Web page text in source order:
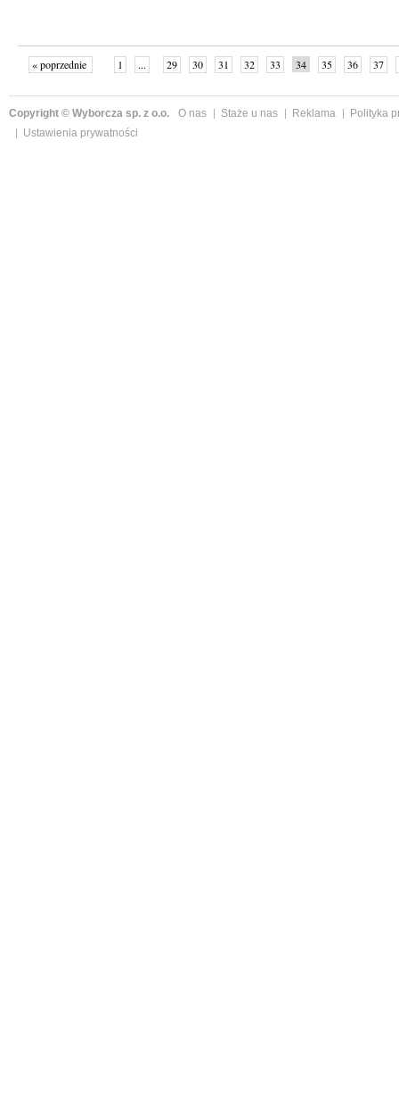
« poprzednie 1 ... 29 30 31 32 33 34 35 36 37
Copyright © Wyborcza sp. z o.o. O nas Staże u nas Reklama
Polityka
Ustawienia prywatności